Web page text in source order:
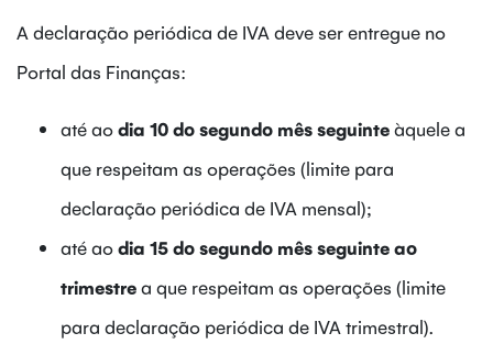
A declaração periódica de IVA deve ser entregue no
Portal das Finanças:
até aodia 10 do segundo mês seguinteàquele a
que respeitam as operações (limite para
declaração periódica de IVA mensal);
até aodia 15 do segundo mês seguinte ao
trimestrea que respeitam as operações (limite
para declaração periódica de IVA trimestral).